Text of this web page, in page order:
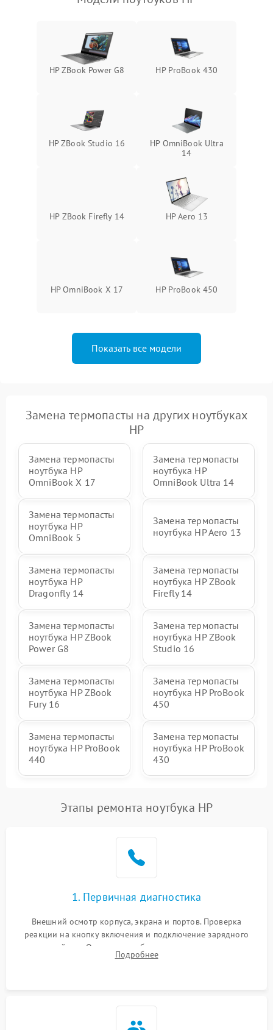
оперативной памяти:
вылеты приложений,
синие экраны
HP ZBook Power G8 HP ProBook 430
HP ZBook Studio 16
HP OmniBook Ultra
14
HP ZBook Firefly 14 HP Aero 13
HP OmniBook X 17 HP ProBook 450
Показать все модели
Замена термопасты на других ноутбуках
HP
Замена термопасты
ноутбука HP
OmniBook X 17
Замена термопасты
ноутбука HP
OmniBook Ultra 14
Замена термопасты
ноутбука HP
OmniBook 5
Замена термопасты
ноутбука HP Aero 13
Замена термопасты
ноутбука HP
Dragonfly 14
Замена термопасты
ноутбука HP ZBook
Firefly 14
Замена термопасты
ноутбука HP ZBook
Power G8
Замена термопасты
ноутбука HP ZBook
Studio 16
Замена термопасты
ноутбука HP ZBook
Fury 16
Замена термопасты
ноутбука HP ProBook
450
Замена термопасты
ноутбука HP ProBook
440
Замена термопасты
ноутбука HP ProBook
430
Этапы ремонта ноутбука HP
1. Первичная диагностика
Внешний осмотр корпуса, экрана и портов. Проверка
реакции на кнопку включения и подключение зарядного
устройства. Оценка потребления тока с помощью
лабораторного блока питания для локализации проблемы.
Подробнее